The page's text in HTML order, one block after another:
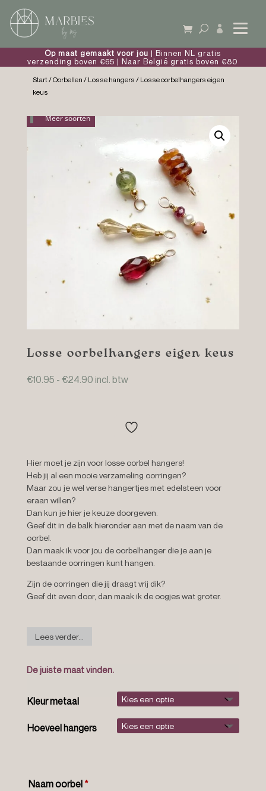

Op maat gemaakt voor jou | Binnen NL gratis
verzending boven €65 | Naar België gratis boven €80
Start/Oorbellen / Losse hangers / Losse oorbelhangers eigen
keus
Meer soorten
Losse oorbelhangers eigen keus
€10.95 - €24.90Prijsklasse:
incl. btw
Hier moet je zijn voor losse oorbel hangers!
Heb jij al een mooie verzameling oorringen?
Maar zou je wel verse hangertjes met edelsteen voor
eraan willen?
Dan kun je hier je keuze doorgeven.
Geef dit in de balk hieronder aan met de naam van de
oorbel.
Dan maak ik voor jou de oorbelhanger die je aan je
bestaande oorringen kunt hangen.
Zijn de oorringen die jij draagt vrij dik?
Geef dit even door, dan maak ik de oogjes wat groter.
Lees verder...
De juiste maat vinden.
Kleur metaal
Hoeveel hangers
Naam oorbel *